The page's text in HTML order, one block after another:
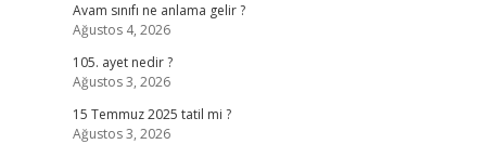
Avam sınıfı ne anlama gelir ?
Ağustos 4, 2026
105. ayet nedir ?
Ağustos 3, 2026
15 Temmuz 2025 tatil mi ?
Ağustos 3, 2026